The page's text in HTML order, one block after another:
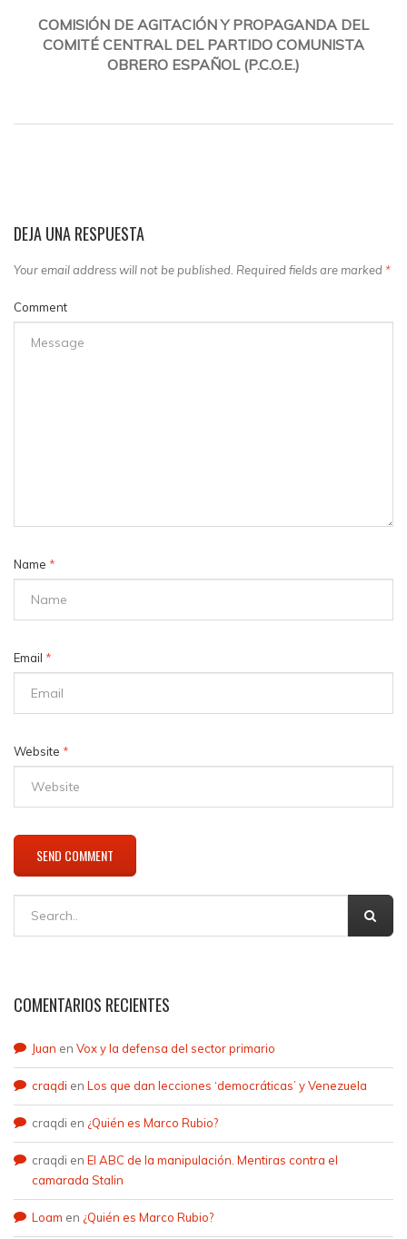
COMISIÓN DE AGITACIÓN Y PROPAGANDA DEL
COMITÉ CENTRAL DEL PARTIDO COMUNISTA
OBRERO ESPAÑOL (P.C.O.E.)
DEJA UNA RESPUESTA
Your email address will not be published. Required fields are marked *
Comment
Name *
Email *
Website *
COMENTARIOS RECIENTES
Juan en Vox y la defensa del sector primario
craqdi en Los que dan lecciones ‘democráticas’ y Venezuela
craqdi en ¿Quién es Marco Rubio?
craqdi en El ABC de la manipulación. Mentiras contra el
camarada Stalin
Loam en ¿Quién es Marco Rubio?